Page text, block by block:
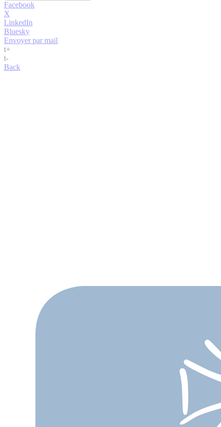
Facebook
X
LinkedIn
Bluesky
Envoyer par mail
t+
t-
Back